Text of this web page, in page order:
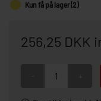
Kun få på lager (2)
256,25 DKK